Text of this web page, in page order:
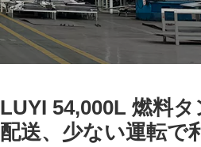
LUYI 54,000L 燃料
配送、少ない運転で